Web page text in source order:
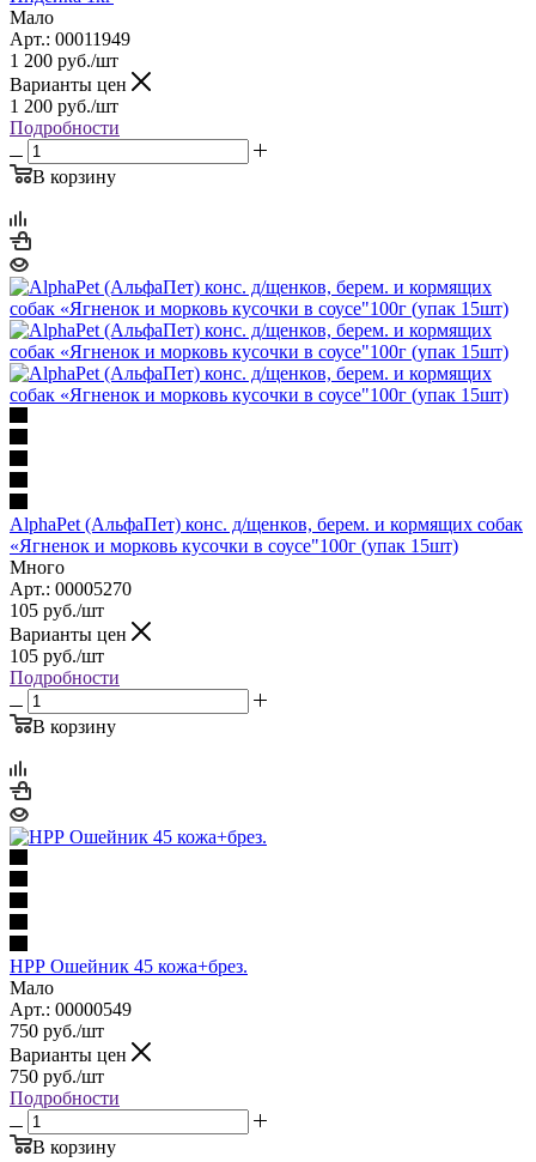
Мало
Арт.: 00011949
1 200 руб./шт
Варианты цен
1 200 руб./шт
Подробности
В корзину
AlphaPet (АльфаПет) конс. д/щенков, берем. и кормящих собак
«Ягненок и морковь кусочки в соусе"100г (упак 15шт)
Много
Арт.: 00005270
105 руб./шт
Варианты цен
105 руб./шт
Подробности
В корзину
НРР Ошейник 45 кожа+брез.
Мало
Арт.: 00000549
750 руб./шт
Варианты цен
750 руб./шт
Подробности
В корзину